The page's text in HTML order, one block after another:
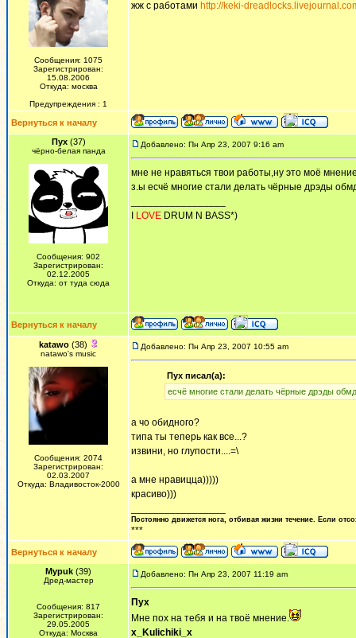
Сообщения: 1075
Зарегистрирован:
15.08.2006
Откуда: москва
Предупреждения : 1
жж с работами http://keki-
Вернуться к началу
Пух(37)
чёрно-белая панда
Сообщения: 902
Зарегистрирован:
02.12.2005
Откуда: от туда сюда
Добавлено: Пн Апр 23, 2007 9:16 am
мне не нравяться твои работы,ну это моё
з.ы есчё многие стали делать чёрные дрэды
LOVE DRUM N BASS*)
Вернуться к началу
katawo(38)
natawo's music
Сообщения: 2074
Зарегистрирован:
02.03.2007
Откуда: Владивосток-2000
Добавлено: Пн Апр 23, 2007 10:55 am
Пух писал(а):
есчё многие стали делать чёрные дрэды
а чо обидного?
типа ты теперь как все...?
извини, но глупости....=\
а мне нравицца)))))
красиво)))
Постоянно движется нога, отбивая жизни течение. Если
***
Вернуться к началу
Mypuk (39)
Дред-мастер
Сообщения: 817
Зарегистрирован:
29.05.2005
Откуда: Москва
Добавлено: Пн Апр 23, 2007 11:19 am
Пух
Мне пох на тебя и на твоё мнение.
x_Kulichiki_x